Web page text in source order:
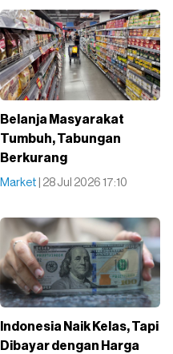
Belanja Masyarakat
Tumbuh, Tabungan
Berkurang
Market | 28 Jul 2026 17:10
Indonesia Naik Kelas, Tapi
Dibayar dengan Harga